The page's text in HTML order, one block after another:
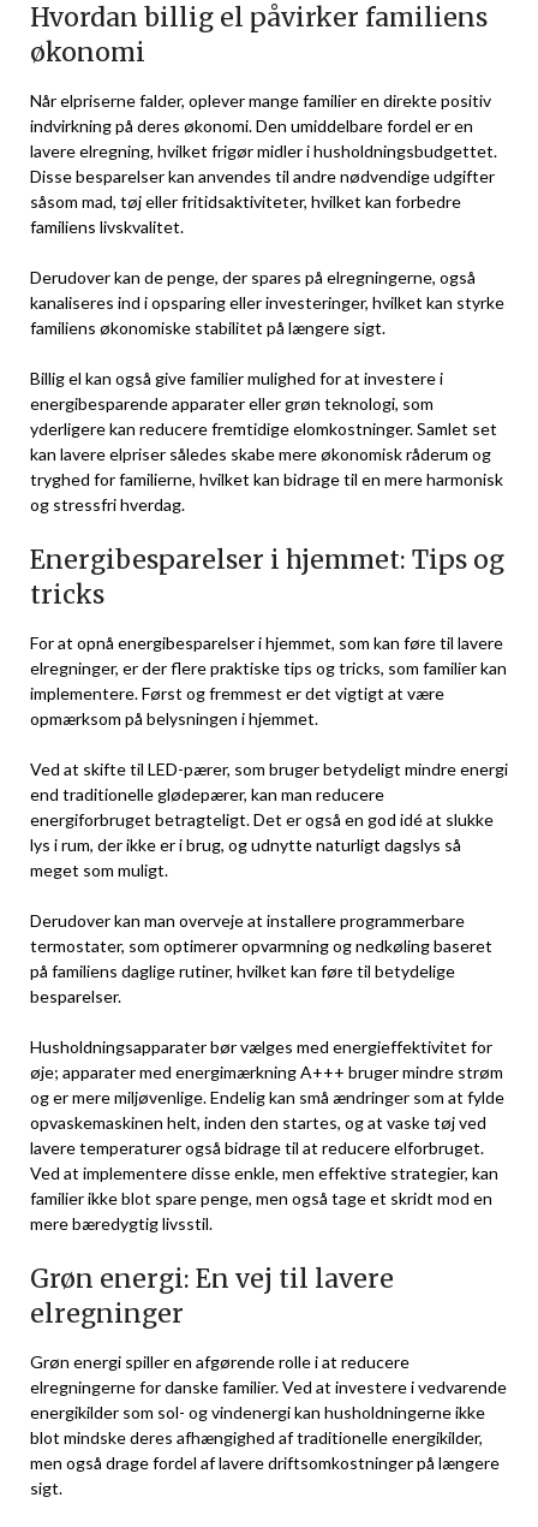
Hvordan billig el påvirker familiens
økonomi
Når elpriserne falder, oplever mange familier en direkte positiv
indvirkning på deres økonomi. Den umiddelbare fordel er en
lavere elregning, hvilket frigør midler i husholdningsbudgettet.
Disse besparelser kan anvendes til andre nødvendige udgifter
såsom mad, tøj eller fritidsaktiviteter, hvilket kan forbedre
familiens livskvalitet.
Derudover kan de penge, der spares på elregningerne, også
kanaliseres ind i opsparing eller investeringer, hvilket kan styrke
familiens økonomiske stabilitet på længere sigt.
Billig el kan også give familier mulighed for at investere i
energibesparende apparater eller grøn teknologi, som
yderligere kan reducere fremtidige elomkostninger. Samlet set
kan lavere elpriser således skabe mere økonomisk råderum og
tryghed for familierne, hvilket kan bidrage til en mere harmonisk
og stressfri hverdag.
Energibesparelser i hjemmet: Tips og
tricks
For at opnå energibesparelser i hjemmet, som kan føre til lavere
elregninger, er der flere praktiske tips og tricks, som familier kan
implementere. Først og fremmest er det vigtigt at være
opmærksom på belysningen i hjemmet.
Ved at skifte til LED-pærer, som bruger betydeligt mindre energi
end traditionelle glødepærer, kan man reducere
energiforbruget betragteligt. Det er også en god idé at slukke
lys i rum, der ikke er i brug, og udnytte naturligt dagslys så
meget som muligt.
Derudover kan man overveje at installere programmerbare
termostater, som optimerer opvarmning og nedkøling baseret
på familiens daglige rutiner, hvilket kan føre til betydelige
besparelser.
Husholdningsapparater bør vælges med energieffektivitet for
øje; apparater med energimærkning A+++ bruger mindre strøm
og er mere miljøvenlige. Endelig kan små ændringer som at fylde
opvaskemaskinen helt, inden den startes, og at vaske tøj ved
lavere temperaturer også bidrage til at reducere elforbruget.
Ved at implementere disse enkle, men effektive strategier, kan
familier ikke blot spare penge, men også tage et skridt mod en
mere bæredygtig livsstil.
Grøn energi: En vej til lavere
elregninger
Grøn energi spiller en afgørende rolle i at reducere
elregningerne for danske familier. Ved at investere i vedvarende
energikilder som sol- og vindenergi kan husholdningerne ikke
blot mindske deres afhængighed af traditionelle energikilder,
men også drage fordel af lavere driftsomkostninger på længere
sigt.